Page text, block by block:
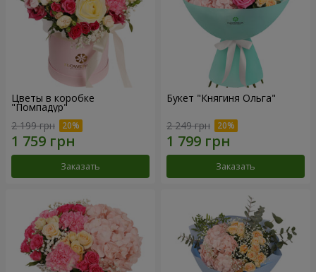
Цветы в коробке
"Помпадур"
2 199 грн
Заказать
Букет "Княгиня Ольга"
2 249 грн
Заказать